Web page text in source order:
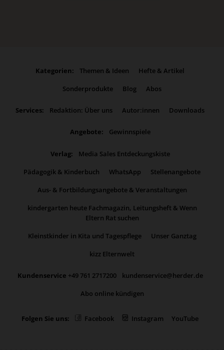
Kategorien: Themen & Ideen
Hefte & Artikel
Sonderprodukte
Blog Abos
Services: Redaktion: Über uns Autor:innen Downloads
Angebote: Gewinnspiele
Verlag:
Media Sales Entdeckungskiste
Pädagogik & Kinderbuch
WhatsApp
Stellenangebote
Aus- & Fortbildungsangebote & Veranstaltungen
kindergarten heute Fachmagazin, Leitungsheft & Wenn
Eltern Rat suchen
Kleinstkinder in Kita und Tagespflege
Unser Ganztag
kizz Elternwelt
Kundenservice +49 761 2717200
kundenservice@herder.de
Abo online kündigen
Folgen Sie uns: Facebook Instagram YouTube